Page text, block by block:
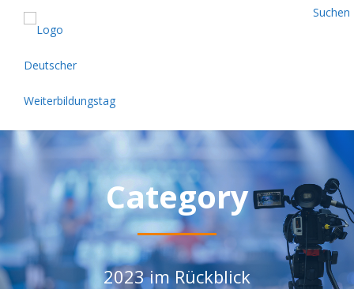
Suchen
Category
2023 im Rückblick